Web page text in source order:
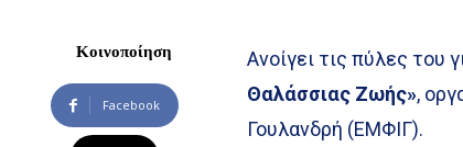
Κοινοποίηση
Facebook
Ανοίγει τις πύλες του
Θαλάσσιας Ζωής»,
Γουλανδρή (ΕΜΦΙΓ).